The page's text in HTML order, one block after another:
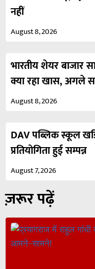
नहीं
August 8, 2026
भारतीय शेयर बाजार
क्या रहा खास, अगले
August 8, 2026
DAV पब्लिक स्कूल
प्रतियोगिता हुई सम्पन्न
August 7, 2026
ज़रूर पढ़ें